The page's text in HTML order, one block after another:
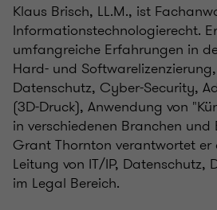
Klaus Brisch, LL.M., ist
Informationstechnologierecht.
umfangreiche Erfahrungen in
Hard- und
Datenschutz, Cyber-Security,
(3D-Druck), Anwendung von
in verschiedenen Branchen und
Grant Thornton verantwortet er
Leitung von IT/IP, Datenschutz,
im Legal Bereich.